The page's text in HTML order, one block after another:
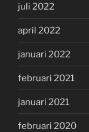
juli 2022
april 2022
januari 2022
februari 2021
januari 2021
februari 2020